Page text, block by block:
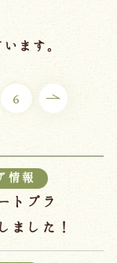
ます。
6
情報
トプラ
ました！
特別な日